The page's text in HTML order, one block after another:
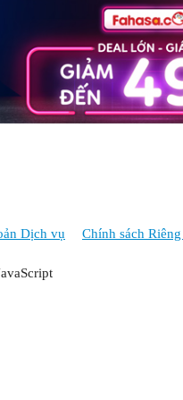
Dịch vụ Chính sách